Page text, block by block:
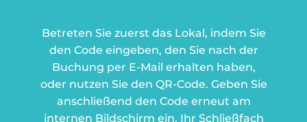
Betreten Sie zuerst das Lokal, indem Sie
den Code eingeben, den Sie nach der
Buchung per E-Mail erhalten haben,
oder nutzen Sie den QR-Code. Geben Sie
anschließend den Code erneut am
internen Bildschirm ein. Ihr Schließfach